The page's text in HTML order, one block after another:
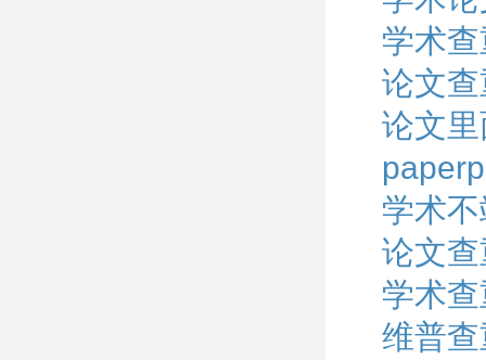
学术
论文
论文
学术
论文
学术
维普